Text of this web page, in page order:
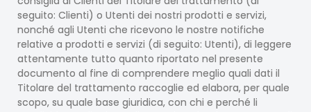
seguito: Clienti) o Utenti dei nostri prodotti e servizi,
nonché agli Utenti che ricevono le nostre notifiche
relative a prodotti e servizi (di seguito: Utenti), di leggere
attentamente tutto quanto riportato nel presente
documento al fine di comprendere meglio quali dati il ​​
Titolare del trattamento raccoglie ed elabora, per quale
scopo, su quale base giuridica, con chi e perché li